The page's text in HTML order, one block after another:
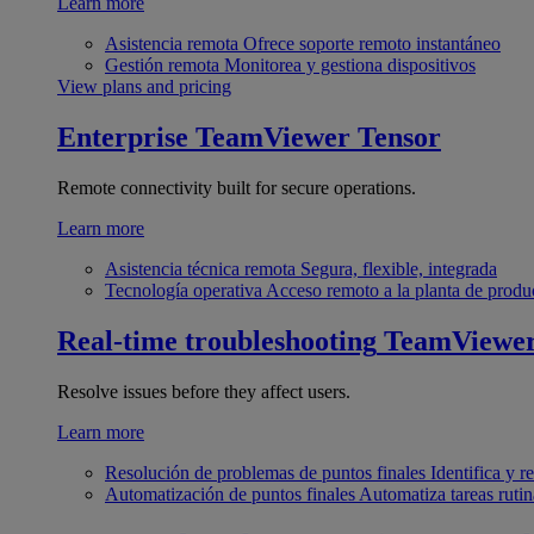
Asistencia remota Ofrece soporte remoto instantáneo
Gestión remota Monitorea y gestiona dispositivos
View plans and pricing
Enterprise TeamViewer Tensor
Remote connectivity built for secure operations.
Learn more
Asistencia técnica remota Segura, flexible, integrada
Tecnología operativa Acceso remoto a la planta de
Real-time troubleshooting
Resolve issues before they affect users.
Learn more
Resolución de problemas de puntos finales Identifica y
Automatización de puntos finales Automatiza tareas